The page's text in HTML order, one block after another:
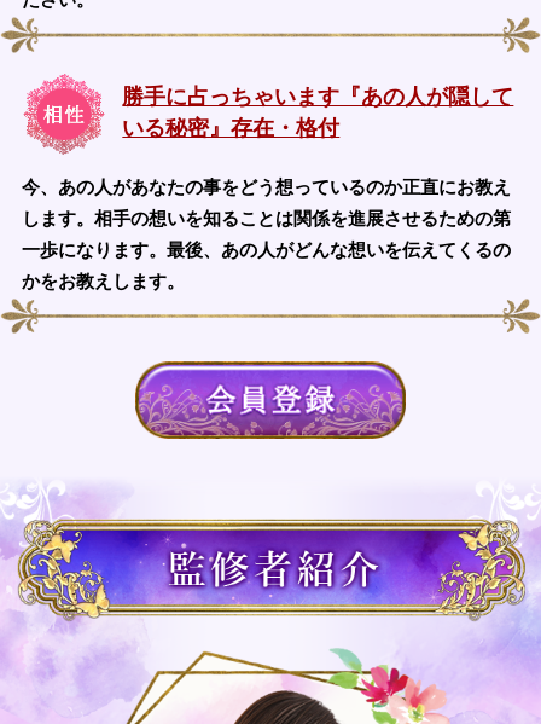
勝手に占っちゃいます『あの人が隠して
いる秘密』存在・格付
今、あの人があなたの事をどう想っているのか正直にお教え
します。相手の想いを知ることは関係を進展させるための第
一歩になります。最後、あの人がどんな想いを伝えてくるの
かをお教えします。